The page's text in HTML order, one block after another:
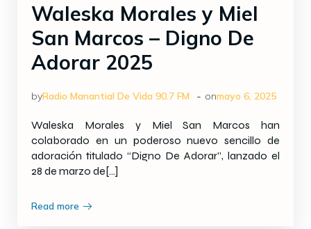
Waleska Morales y Miel
San Marcos – Digno De
Adorar 2025
byRadio Manantial De Vida 90.7 FM - onmayo 6, 2025
Waleska Morales y Miel San Marcos han
colaborado en un poderoso nuevo sencillo de
adoración titulado “Digno De Adorar”, lanzado el
28 de marzo de[…]
Read more